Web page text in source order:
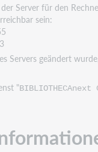
Server für den
sein:
Servers geändert
"